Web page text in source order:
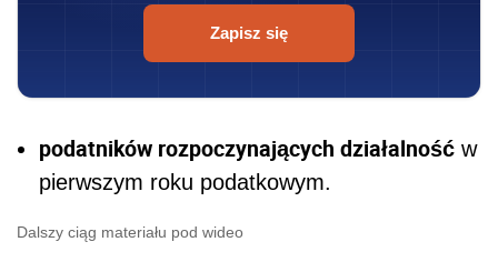
Zapisz się
podatników rozpoczynających działalność w
pierwszym roku podatkowym.
Dalszy ciąg materiału pod wideo